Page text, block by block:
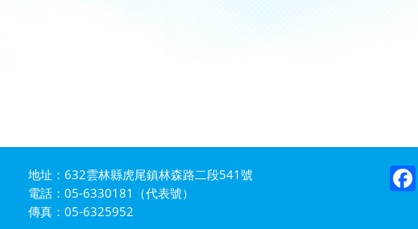
地址：632雲林縣虎尾鎮林森路二段541號
電話：05-6330181（代表號）
傳真：05-6325952